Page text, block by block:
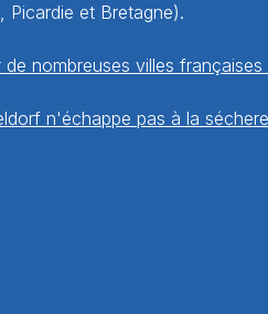
Picardie et Bretagne).
nombreuses villes françaises
n'échappe pas à la